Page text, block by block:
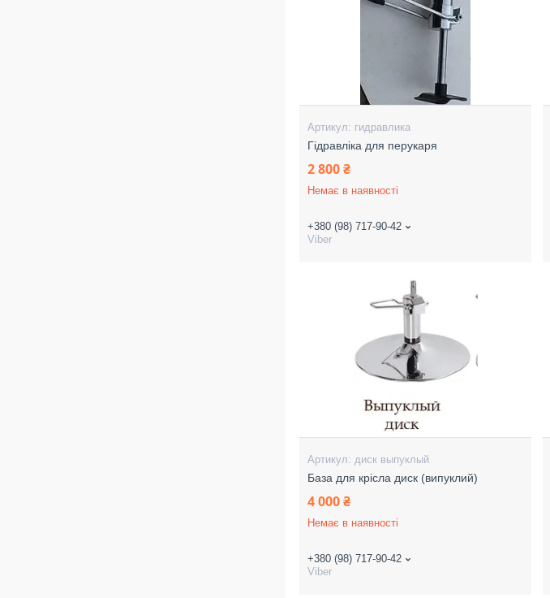
гидравлика
Гідравліка для перукаря
2 800 ₴
Немає в наявності
+380 (98) 717-90-42
Viber
диск выпуклый
База для крісла диск (випуклий)
4 000 ₴
Немає в наявності
+380 (98) 717-90-42
Viber